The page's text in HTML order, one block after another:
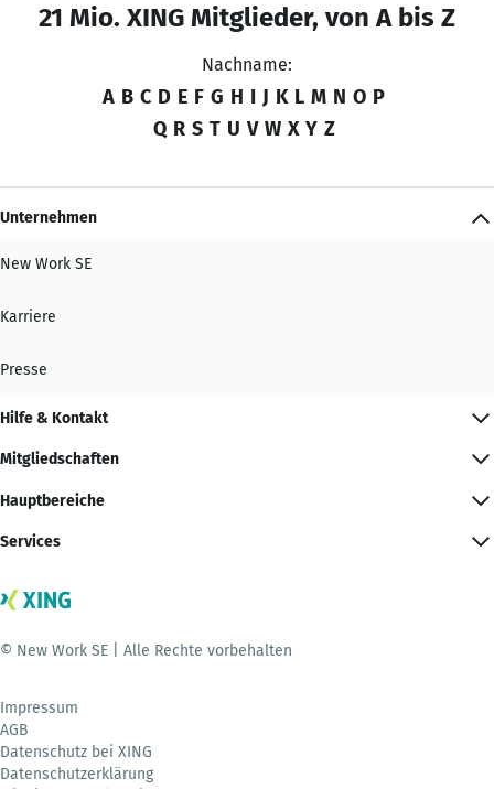
21 Mio. XING Mitglieder, von A bis Z
Nachname:
A B C D E F G H I J K L M N O P
Q R S T U V W X Y Z
Unternehmen
New Work SE
Karriere
Presse
Hilfe & Kontakt
Mitgliedschaften
Hauptbereiche
Services
© New Work SE | Alle Rechte vorbehalten
Impressum
AGB
Datenschutz bei XING
Datenschutzerklärung